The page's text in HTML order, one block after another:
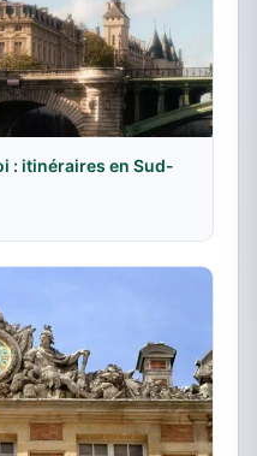
: itinéraires en Sud-